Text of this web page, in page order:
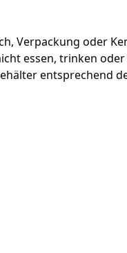
Verpackung oder
essen, trinken oder